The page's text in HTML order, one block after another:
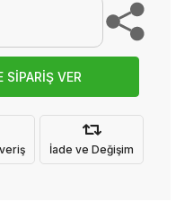
SİPARİŞ VER
İade ve Değişim